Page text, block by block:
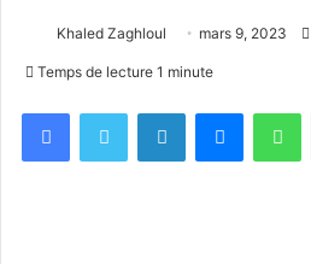
Khaled Zaghloul mars 9, 2023
Temps de lecture 1 minute